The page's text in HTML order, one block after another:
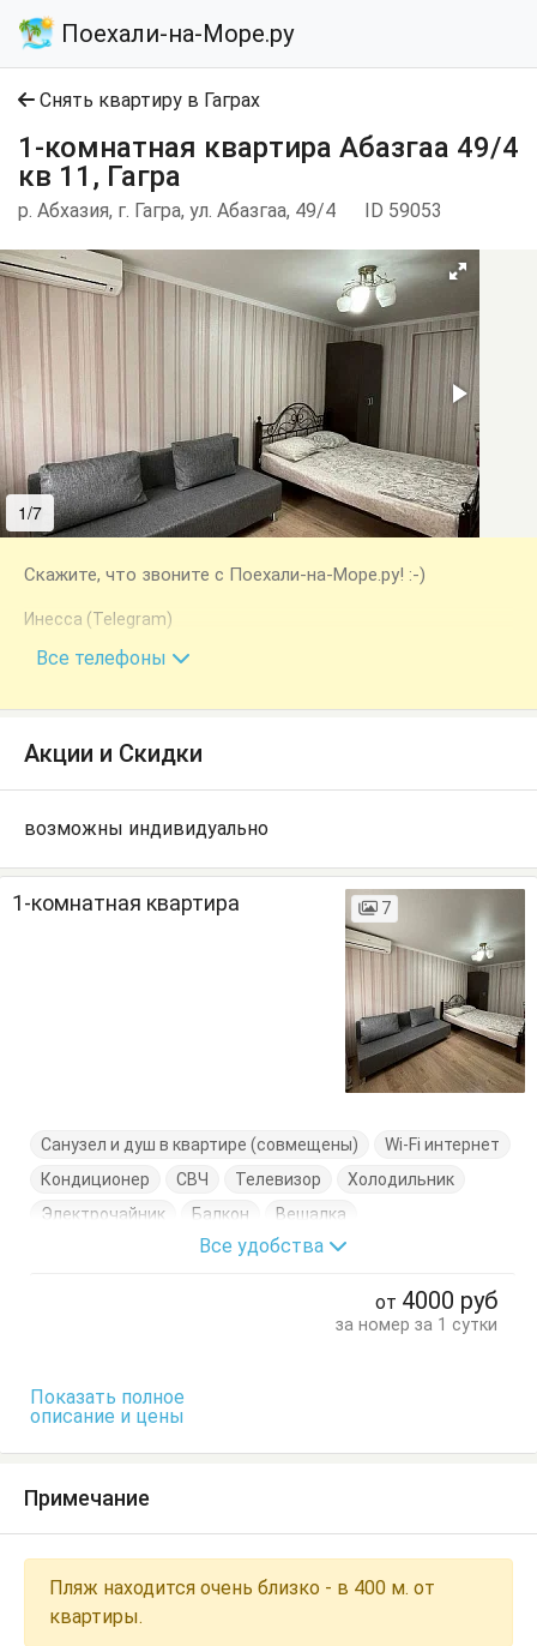
Поехали-на-Море.ру
Снять квартиру в Гаграх
1-комнатная квартира Абазгаа 49/4
кв 11, Гагра
р. Абхазия, г. Гагра, ул. Абазгаа, 49/4 ID 59053
1/7
Скажите, что звоните с Поехали-на-Море.ру! :-)
Инесса (Telegram)
+7 (940) 962-83-22
Все телефоны
Акции и Скидки
возможны индивидуально
1-комнатная квартира 7
Санузел и душ в квартире (совмещены)
Wi-Fi интернет
Кондиционер
СВЧ Телевизор
Холодильник
Электрочайник
Балкон
Вешалка
Кровать двуспальная
Кровать односпальная
Все удобства
от 4000 руб
за номер за 1 сутки
Показать полное
описание и цены
Примечание
Пляж находится очень близко - в 400 м. от
квартиры.